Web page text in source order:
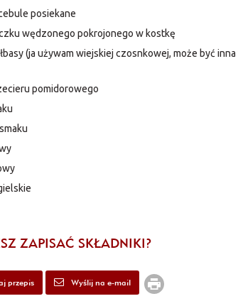
posiekane
wędzonego pokrojonego w kostkę
(ja używam wiejskiej czosnkowej, może być
pomidorowego
ZAPISAĆ SKŁADNIKI?
przepis Wyślij na e-mail